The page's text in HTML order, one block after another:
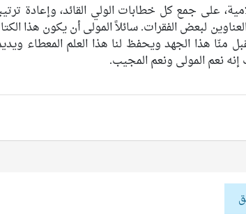
على جمع كل خطابات الولي القائد، وإعادة
لبعض الفقرات. سائلاً المولى أن يكون هذا
هذا الجهد ويحفظ لنا هذا العلم المعطاء
إنه نعم المولى ونعم المجيب.